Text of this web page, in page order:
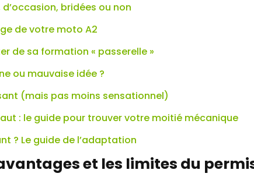
bridées ou non
de votre moto A2
de sa formation « passerelle »
ou mauvaise idée ?
(mais pas moins sensationnel)
: le guide pour trouver votre moitié mécanique
? Le guide de l’adaptation
et les limites du